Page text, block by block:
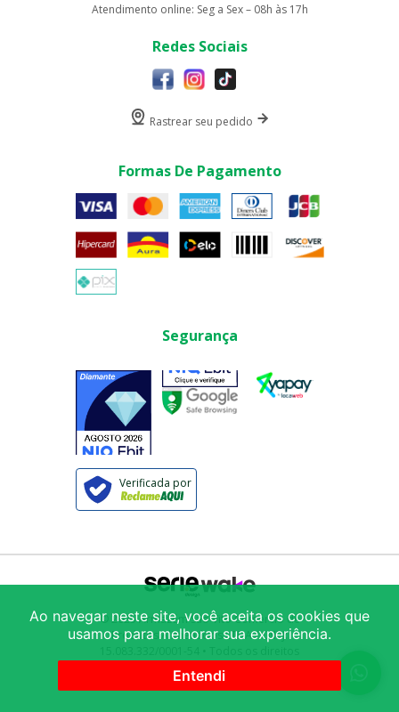
Atendimento online: Seg a Sex – 08h às 17h
Redes Sociais
Rastrear seu pedido
Formas De Pagamento
Segurança
Verificada por
© 2025Armazém São Vito Comércio de
Produtos Alimentícios LTDA/ CNPJ:
Avenida Mercúrio 222
-SP-03007-000
Ao navegar neste site, você aceita os cookies que
usamos para melhorar sua experiência.
Entendi